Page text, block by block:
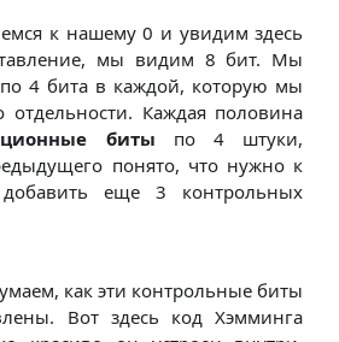
к нашему 0 и увидим здесь
мы видим 8 бит. Мы
4 бита в каждой, которую мы
отдельности. Каждая половина
биты по 4 штуки,
понято, что нужно к
еще 3 контрольных
как эти контрольные биты
Вот здесь код Хэмминга